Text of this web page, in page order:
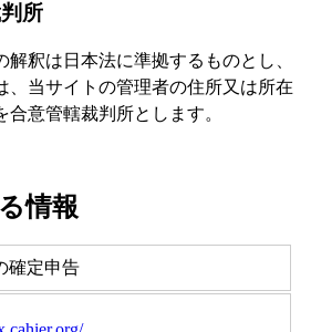
所
解釈は日本法に準拠するものとし、
、当サイトの管理者の住所又は所在
意管轄裁判所とします。
情報
確定申告